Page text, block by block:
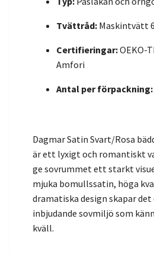
Tvättråd: Maskintvätt
Certifieringar:OEKO-
Amfori
Antal per förpackning:
Dagmar Satin Svart/Rosa
är ett lyxigt och romantiskt
ge sovrummet ett starkt
mjuka bomullssatin, höga
dramatiska design skapar
inbjudande sovmiljö som
kväll.